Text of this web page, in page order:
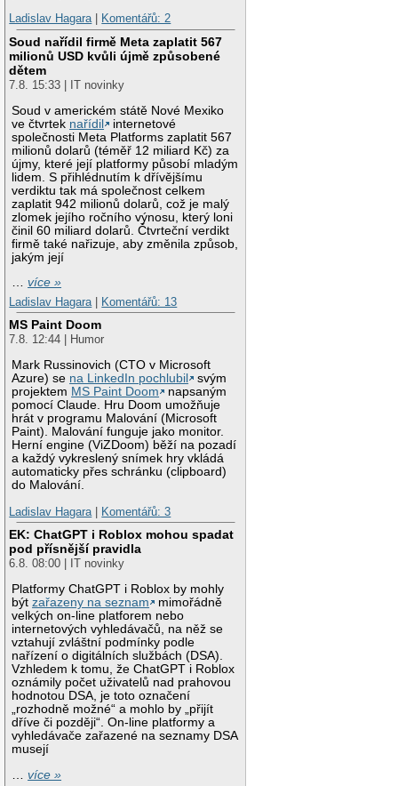
Ladislav Hagara| Komentářů: 2
Soud nařídil firmě Meta zaplatit 567
milionů USD kvůli újmě způsobené
dětem
7.8. 15:33 | IT novinky
Soud v americkém státě Nové Mexiko
ve čtvrtek nařídil
internetové
společnosti Meta Platforms zaplatit 567
milionů dolarů (téměř 12 miliard Kč) za
újmy, které její platformy působí mladým
lidem. S přihlédnutím k dřívějšímu
verdiktu tak má společnost celkem
zaplatit 942 milionů dolarů, což je malý
zlomek jejího ročního výnosu, který loni
činil 60 miliard dolarů. Čtvrteční verdikt
firmě také nařizuje, aby změnila způsob,
jakým její
…více »
Ladislav Hagara
Komentářů: 13
MS Paint Doom
7.8. 12:44 | Humor
Mark Russinovich (CTO v Microsoft
Azure) se na LinkedIn pochlubil
svým
projektem MS Paint Doom
napsaným
pomocí Claude. Hru Doom umožňuje
hrát v programu Malování (Microsoft
Paint). Malování funguje jako monitor.
Herní engine (ViZDoom) běží na pozadí
a každý vykreslený snímek hry vkládá
automaticky přes schránku (clipboard)
do Malování.
Ladislav Hagara
Komentářů: 3
EK: ChatGPT i Roblox mohou spadat
pod přísnější pravidla
6.8. 08:00 | IT novinky
Platformy ChatGPT i Roblox by mohly
býtzařazeny na seznam
mimořádně
velkých on-line platforem nebo
internetových vyhledávačů, na něž se
vztahují zvláštní podmínky podle
nařízení o digitálních službách (DSA).
Vzhledem k tomu, že ChatGPT i Roblox
oznámily počet uživatelů nad prahovou
hodnotou DSA, je toto označení
„rozhodně možné“ a mohlo by „přijít
dříve či později“. On-line platformy a
vyhledávače zařazené na seznamy DSA
musejí
…více »